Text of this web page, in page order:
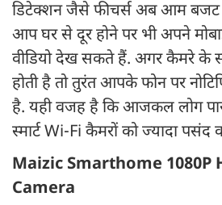
डिटेक्शन जैसे फीचर्स अब आम बजट
आप घर से दूर होने पर भी अपने
वीडियो देख सकते हैं. अगर कैमरे के
होती है तो तुरंत आपके फोन पर
है. यही वजह है कि आजकल लोग
स्मार्ट Wi-Fi कैमरों को ज्यादा पसंद
Maizic Smarthome 1080P
Camera